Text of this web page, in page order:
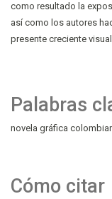
Palabras
novela gráfica
Cómo citar
como resultado la
así como los autores
presente creciente